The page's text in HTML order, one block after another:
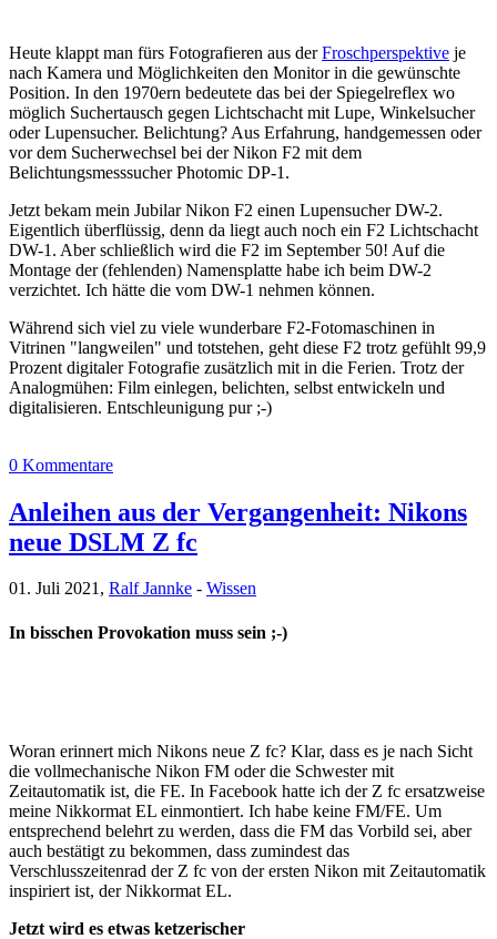
Heute klappt man fürs Fotografieren aus derFroschperspektive je
nach Kamera und Möglichkeiten den Monitor in die gewünschte
Position. In den 1970ern bedeutete das bei der Spiegelreflex wo
möglich Suchertausch gegen Lichtschacht mit Lupe, Winkelsucher
oder Lupensucher. Belichtung? Aus Erfahrung, handgemessen oder
vor dem Sucherwechsel bei der Nikon F2 mit dem
Belichtungsmesssucher Photomic DP-1.
Jetzt bekam mein Jubilar Nikon F2 einen Lupensucher DW-2.
Eigentlich überflüssig, denn da liegt auch noch ein F2 Lichtschacht
DW-1. Aber schließlich wird die F2 im September 50! Auf die
Montage der (fehlenden) Namensplatte habe ich beim DW-2
verzichtet. Ich hätte die vom DW-1 nehmen können.
Während sich viel zu viele wunderbare F2-Fotomaschinen in
Vitrinen "langweilen" und totstehen, geht diese F2 trotz gefühlt 99,9
Prozent digitaler Fotografie zusätzlich mit in die Ferien. Trotz der
Analogmühen: Film einlegen, belichten, selbst entwickeln und
digitalisieren. Entschleunigung pur ;-)
0 Kommentare
Anleihen aus der Vergangenheit: Nikons
neue DSLM Z fc
01. Juli 2021, Ralf Jannke - Wissen
In bisschen Provokation muss sein ;-)
Woran erinnert mich Nikons neue Z fc? Klar, dass es je nach Sicht
die vollmechanische Nikon FM oder die Schwester mit
Zeitautomatik ist, die FE. In Facebook hatte ich der Z fc ersatzweise
meine Nikkormat EL einmontiert. Ich habe keine FM/FE. Um
entsprechend belehrt zu werden, dass die FM das Vorbild sei, aber
auch bestätigt zu bekommen, dass zumindest das
Verschlusszeitenrad der Z fc von der ersten Nikon mit Zeitautomatik
inspiriert ist, der Nikkormat EL.
Jetzt wird es etwas ketzerischer